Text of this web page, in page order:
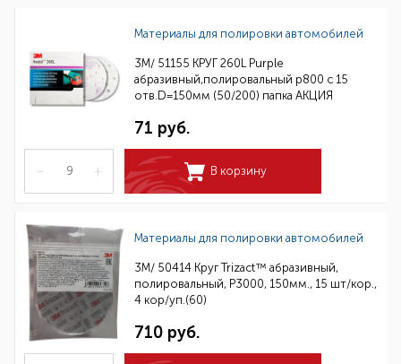
Материалы для полировки автомобилей
3M/ 51155 КРУГ 260L Purple
абразивный,полировальный p800 с 15
отв.D=150мм (50/200) папка АКЦИЯ
71 руб.
– + В корзину
Материалы для полировки автомобилей
3M/ 50414 Круг Trizact™ абразивный,
полировальный, Р3000, 150мм., 15 шт/кор.,
4 кор/уп.(60)
710 руб.